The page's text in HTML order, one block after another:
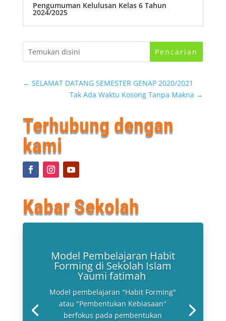
Pengumuman Kelulusan Kelas 6 Tahun
2024/2025
← SELAMAT DATANG SEMESTER GENAP 2020/2021
Tak Ada Waktu Kosong Tanpa Makna →
Terhubung dengan
kami
Kabar Sekolah
Model Pembelajaran Habit
Forming di Sekolah Islam
Yaumi fatimah
Model pembelajaran "Habit Forming"
atau "Pembentukan Kebiasaan"
berfokus pada pembentukan